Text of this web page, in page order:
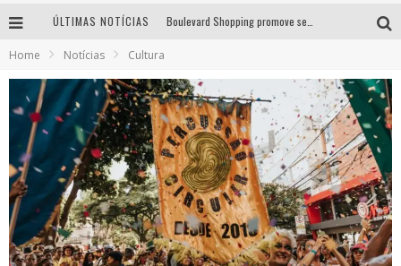
ÚLTIMAS NOTÍCIAS
Em julho, Boulevard Shopping sorteia produtos Apple aos clientes do seu Programa de Benefícios
VIASHOPPING CELEBRA O DIA DOS PAIS COM AÇÃO COMPROU-GANHOU EXCLUSIVA
Home Notícias Cultura